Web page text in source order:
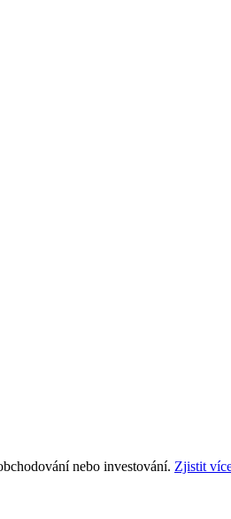
nebo investování. Zjistit